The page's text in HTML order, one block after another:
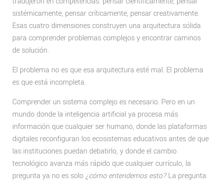
sistémicamente, pensar críticamente, pensar creativamente.
Esas cuatro dimensiones construyen una arquitectura sólida
para comprender problemas complejos y encontrar caminos
de solución.
El problema no es que esa arquitectura esté mal. El problema
es que está incompleta.
Comprender un sistema complejo es necesario. Pero en un
mundo donde la inteligencia artificial ya procesa más
información que cualquier ser humano, donde las plataformas
digitales reconfiguran los ecosistemas educativos antes de que
las instituciones puedan debatirlo, y donde el cambio
tecnológico avanza más rápido que cualquier currículo, la
pregunta ya no es solo¿cómo entendemos esto?La pregunta